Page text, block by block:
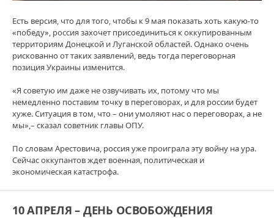
Есть версия, что для того, чтобы к 9 мая показать хоть какую-то
«победу», россия захочет присоединиться к оккупированным
территориям Донецкой и Луганской областей. Однако очень
рискованно от таких заявлений, ведь тогда переговорная
позиция Украины изменится.
«Я советую им даже не озвучивать их, потому что мы
немедленно поставим точку в переговорах, и для россии будет
хуже. Ситуация в том, что – они умоляют нас о переговорах, а не
мы»,– сказал советник главы ОПУ.
По словам Арестовича, россия уже проиграла эту войну на ура.
Сейчас оккупантов ждет военная, политическая и
экономическая катастрофа.
10 АПРЕЛЯ – ДЕНЬ ОСВОБОЖДЕНИЯ